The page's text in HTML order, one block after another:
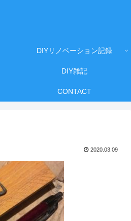
DIYリノベーション記録
DIY雑記
CONTACT
2020.03.09